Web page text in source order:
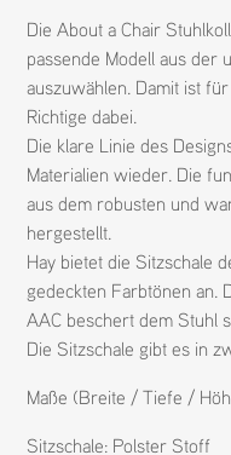
Die About a Chair
passende Modell aus der
auszuwählen. Damit ist
Richtige dabei.
Die klare Linie des
Materialien wieder. Die
aus dem robusten und
hergestellt.
Hay bietet die Sitzschale
gedeckten Farbtönen an.
AAC beschert dem Stuhl
Die Sitzschale gibt es in
Maße (Breite / Tiefe /
Sitzschale: Polster Stoff